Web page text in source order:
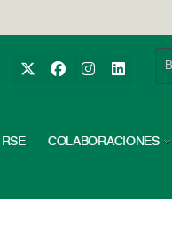
RSE COLABORACIONES